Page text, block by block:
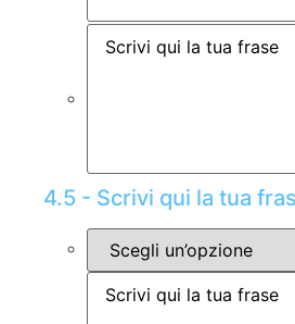
4.5 - Scrivi qui la tua